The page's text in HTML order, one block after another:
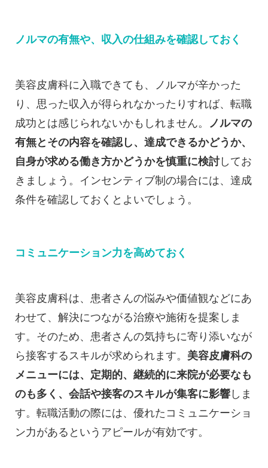
ノルマの有無や、収入の仕組みを確認しておく
美容皮膚科に入職できても、ノルマが辛かった
り、思った収入が得られなかったりすれば、転職
成功とは感じられないかもしれません。
ノルマの
有無とその内容を確認し、達成できるかどうか、
自身が求める働き方かどうかを慎重に検討してお
きましょう。インセンティブ制の場合には、達成
条件を確認しておくとよいでしょう。
コミュニケーション力を高めておく
美容皮膚科は、患者さんの悩みや価値観などにあ
わせて、解決につながる治療や施術を提案しま
す。そのため、患者さんの気持ちに寄り添いなが
ら接客するスキルが求められます。 美容皮膚科の
メニューには、定期的、継続的に来院が必要なも
のも多く、会話や接客のスキルが集客に影響しま
す。転職活動の際には、優れたコミュニケーショ
ン力があるというアピールが有効です。